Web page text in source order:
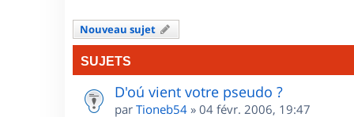
Nouveau sujet
SUJETS
D'oú vient votre pseudo ?
par Tioneb54 » 04 févr. 2006, 19:47